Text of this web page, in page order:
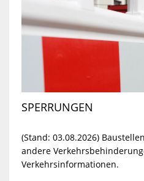
SPERRUNGEN
(Stand: 03.08.2026)
andere
Verkehrsinformationen.